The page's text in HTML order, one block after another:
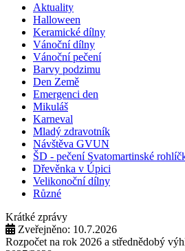
Aktuality
Halloween
Keramické dílny
Vánoční dílny
Vánoční pečení
Barvy podzimu
Den Země
Emergenci den
Mikuláš
Karneval
Mladý zdravotník
Návštěva GVUN
ŠD - pečení Svatomartinské
Dřevěnka v Úpici
Velikonoční dílny
Různé
Krátké zprávy
Zveřejněno: 10.7.2026
Rozpočet na rok 2026 a střednědobý